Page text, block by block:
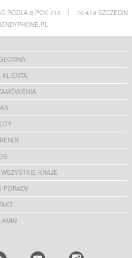
RODŁA 8 POK 710 |
70-419 SZCZECIN
KLIENTA
KRAJE
PORADY